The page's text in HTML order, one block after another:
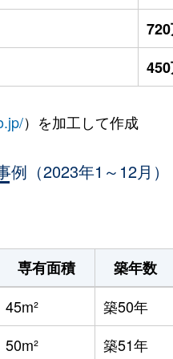
）を加工して作成
（2023年1～12月）
専有面積
築年数
45m²
築50年
50m² 築51年